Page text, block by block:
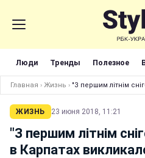
Люди Тренды Полезное
Главная › Жизнь › "З першим літнім
ЖИЗНЬ 23 июня 2018, 11:21
"З першим літнім
в Карпатах